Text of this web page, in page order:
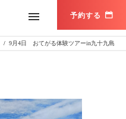
/ 9月4日 おてがる体験ツアーin九十九島